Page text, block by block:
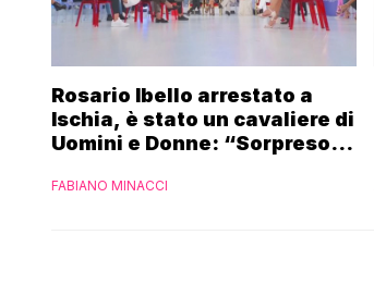
Rosario Ibello arrestato a
Ischia, è stato un cavaliere di
Uomini e Donne: “Sorpreso di
riconosciuto”
FABIANO MINACCI